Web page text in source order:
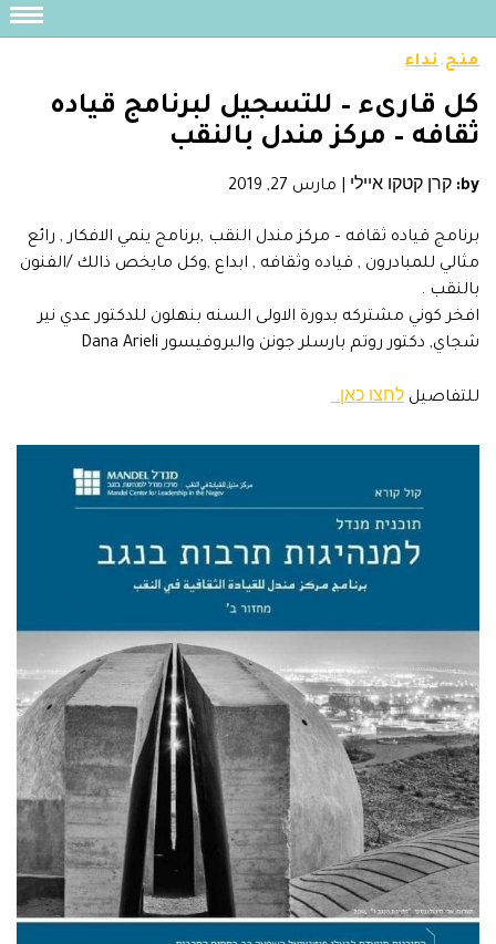
منح , نداء
كل قارىء – للتسجيل لبرنامج قياده
ثقافه – مركز مندل بالنقب
by: קרן קטקו איילי مارس 27, 2019
برنامج قياده ثقافه – مركز مندل النقب ,برنامج ينمي الافكار , رائع
مثالي للمبادرون , قياده وثقافه , ابداع ,وكل مايخص ذالك /الفنون
بالنقب .
افخر كوني مشتركه بدورة الاولى السنه بنهلون للدكتور عدي نير
شجاي, دكتور روتم بارسلر جونن والبروفيسور Dana Arieli
للتفاصيل לחצו כאן.